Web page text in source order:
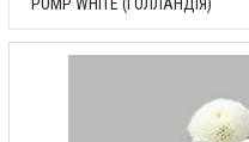
POMP WHITE (ГОЛЛАНДІЯ)